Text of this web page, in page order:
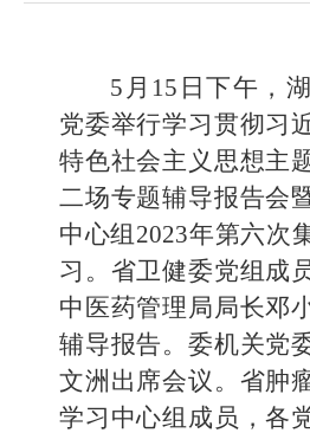
5月15日下午，
党委举行学习贯彻习
特色社会主义思想主
二场专题辅导报告会
中心组 2023年第六次
习。 省卫健委党组成
中医药管理局局长邓
辅导报告。 委机关党
文洲出席会议。 省肿
学习 中心组成员 ，各